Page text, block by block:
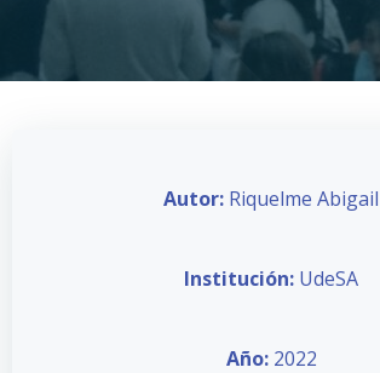
Autor: Riquelme Abigail
Institución: UdeSA
Año:2022